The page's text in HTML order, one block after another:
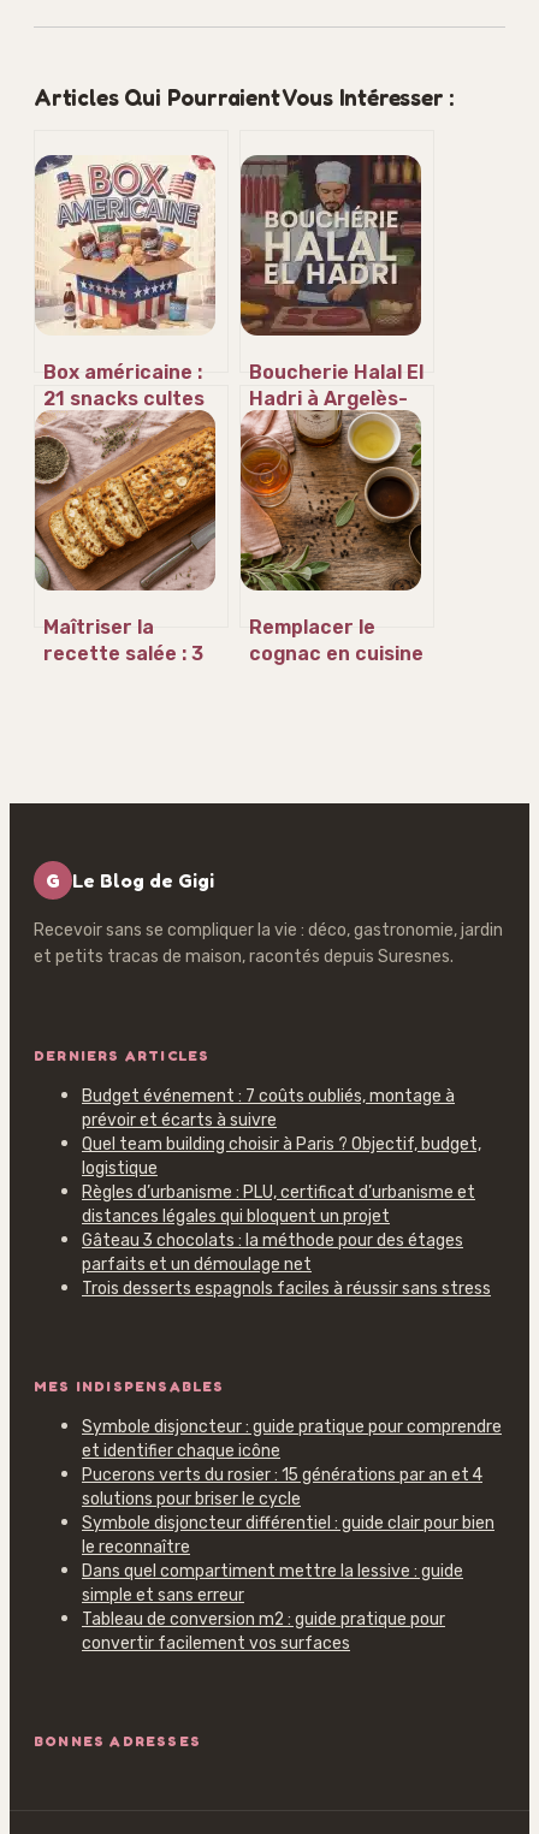
Articles Qui Pourraient Vous Intéresser :
Box américaine :
21 snacks cultes
et 3 critères pour
réussir votre
sélection
Boucherie Halal El
Hadri à Argelès-
sur-Mer :
l’excellence
artisanale au
service de vos
repas
Maîtriser la
recette salée : 3
Remplacer le
cognac en cuisine
G Le Blog de Gigi
Recevoir sans se compliquer la vie : déco, gastronomie, jardin
et petits tracas de maison, racontés depuis Suresnes.
DERNIERS ARTICLES
Budget événement : 7 coûts oubliés, montage à
prévoir et écarts à suivre
Quel team building choisir à Paris ? Objectif, budget,
logistique
Règles d’urbanisme : PLU, certificat d’urbanisme et
distances légales qui bloquent un projet
Gâteau 3 chocolats : la méthode pour des étages
parfaits et un démoulage net
Trois desserts espagnols faciles à réussir sans stress
MES INDISPENSABLES
Symbole disjoncteur : guide pratique pour comprendre
et identifier chaque icône
Pucerons verts du rosier : 15 générations par an et 4
solutions pour briser le cycle
Symbole disjoncteur différentiel : guide clair pour bien
le reconnaître
Dans quel compartiment mettre la lessive : guide
simple et sans erreur
Tableau de conversion m2 : guide pratique pour
convertir facilement vos surfaces
BONNES ADRESSES